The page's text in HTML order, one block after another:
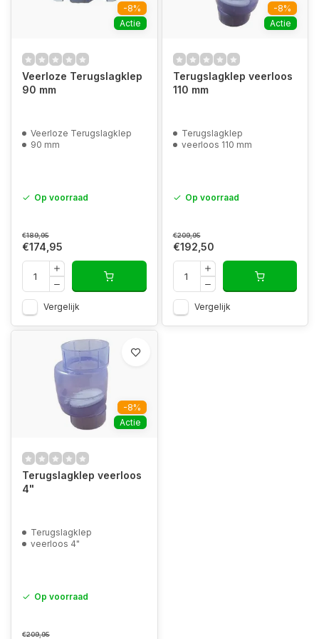
-8%
Actie
Veerloze Terugslagklep
90 mm
Veerloze Terugslagklep
90 mm
Op voorraad
€189,95
€174,95
Vergelijk
-8%
Actie
Terugslagklep veerloos
110 mm
Terugslagklep
veerloos 110 mm
Op voorraad
€209,95
€192,50
Vergelijk
-8%
Actie
Terugslagklep veerloos
4"
Terugslagklep
veerloos 4"
Op voorraad
€209,95